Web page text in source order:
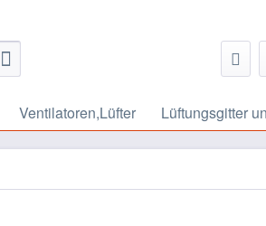
Ventilatoren,Lüfter Lüftungsgitter